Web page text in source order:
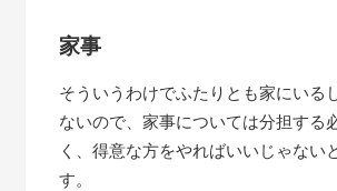
家事
そういうわけでふたりとも家にいる
ないので、家事については分担する
く、得意な方をやればいいじゃない
す。